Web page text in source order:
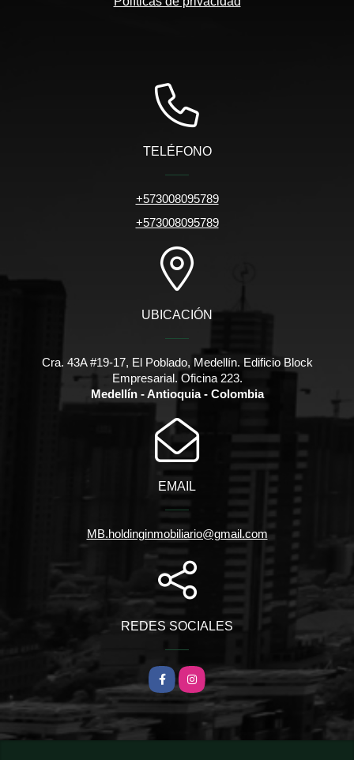
TELÉFONO
+573008095789
+573008095789
UBICACIÓN
Cra. 43A #19-17, El Poblado, Medellín. Edificio Block
Empresarial. Oficina 223.
Medellín - Antioquia - Colombia
EMAIL
MB.holdinginmobiliario@gmail.com
REDES SOCIALES
FacebookInstagram